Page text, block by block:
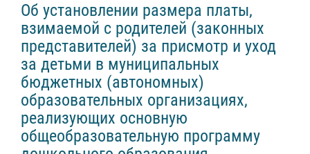
Об установлении размера платы,
взимаемой с родителей (законных
представителей) за присмотр и уход
за детьми в муниципальных
бюджетных (автономных)
образовательных организациях,
реализующих основную
общеобразовательную программу